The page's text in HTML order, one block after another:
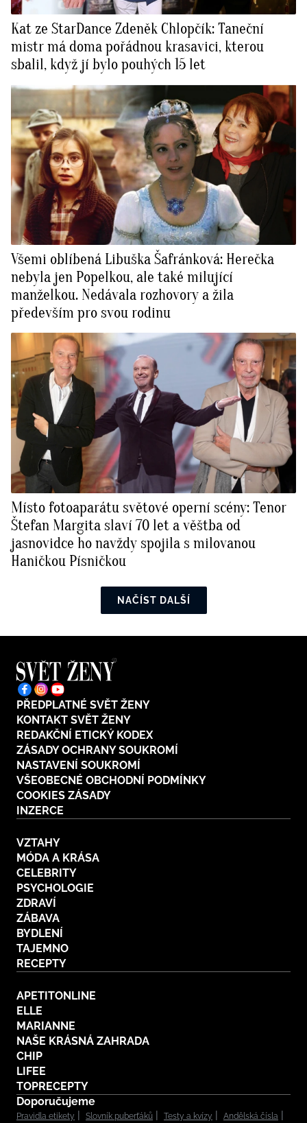
Kat ze StarDance Zdeněk Chlopčík: Taneční
mistr má doma pořádnou krasavici, kterou
sbalil, když jí bylo pouhých 15 let
Všemi oblíbená Libuška Šafránková: Herečka
nebyla jen Popelkou, ale také milující
manželkou. Nedávala rozhovory a žila
především pro svou rodinu
Místo fotoaparátu světové operní scény: Tenor
Štefan Margita slaví 70 let a věštba od
jasnovidce ho navždy spojila s milovanou
Haničkou Písničkou
NAČÍST DALŠÍ
PŘEDPLATNÉ SVĚT ŽENY
KONTAKT SVĚT ŽENY
REDAKČNÍ ETICKÝ KODEX
ZÁSADY OCHRANY SOUKROMÍ
NASTAVENÍ SOUKROMÍ
VŠEOBECNÉ OBCHODNÍ PODMÍNKY
COOKIES ZÁSADY
INZERCE
VZTAHY
MÓDA A KRÁSA
CELEBRITY
PSYCHOLOGIE
ZDRAVÍ
ZÁBAVA
BYDLENÍ
TAJEMNO
RECEPTY
APETITONLINE
ELLE
MARIANNE
NAŠE KRÁSNÁ ZAHRADA
CHIP
LIFEE
TOPRECEPTY
Doporučujeme
Pravidla etikety Slovník puberťáků Testy a kvízy
Andělská čísla